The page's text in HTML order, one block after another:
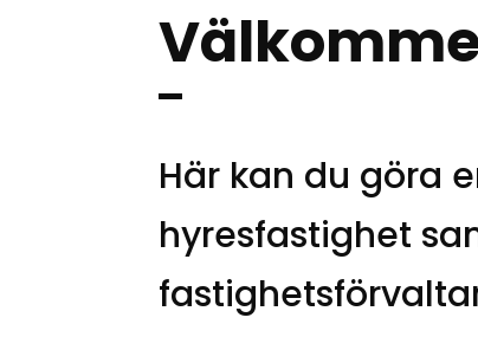
Här kan du göra
hyresfastighet